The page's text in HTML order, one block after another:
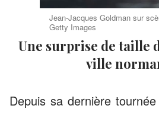
Jean-Jacques Goldman sur
Getty Images
Une surprise de taille dans une petite
ville
Depuis sa dernière tournée